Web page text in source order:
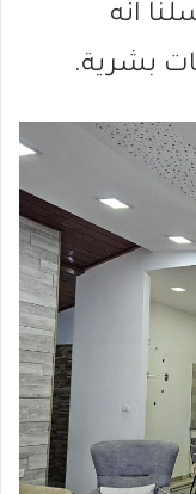
انه
بشرية.